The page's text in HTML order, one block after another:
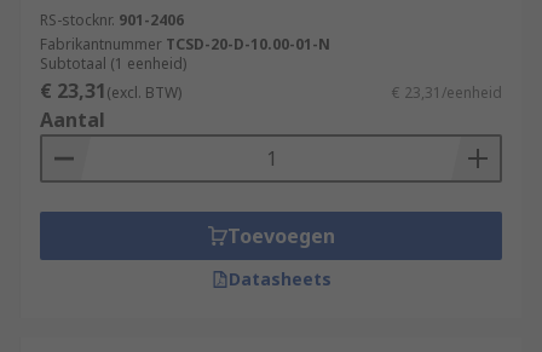
RS-stocknr. 901-2406
Fabrikantnummer TCSD-20-D-10.00-01-N
Subtotaal (1 eenheid)
€ 23,31(excl. BTW) € 23,31/eenheid
Aantal
Toevoegen
Datasheets